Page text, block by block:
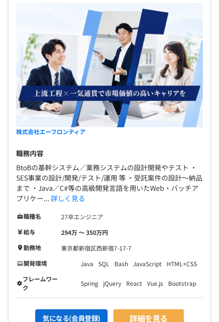
2名～5名チームで取り組んでいただくことが多いです。
マネジメント業務やコンサルテーション業務の場合は1名
での参画の可能性もありますが、必ずバックからのフォロ
ーを致します。
株式会社エーフロンティア
職務内容
BtoBの基幹システム／業務システムの設計開発やテスト ・
SES事業の設計/開発/テスト/運用 等 ・受託案件の設計～納品
まで ・Java／C#等の高級開発言語を用いたWeb・バッチア
プリケー... 詳しく見る
職種名
27卒エンジニア
給与
294万 〜 350万円
勤務地
東京都新宿区西新宿7-17-7
開発環境
Java SQL Bash JavaScript
HTML+CSS
フレームワー
ク
Spring jQuery React Vue.js Bootstrap
気になる(会員登録) 詳細を見る